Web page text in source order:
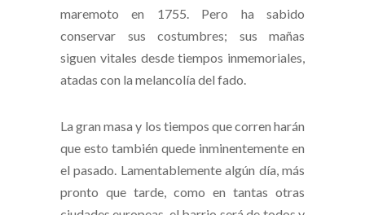
maremoto en 1755. Pero ha sabido
conservar sus costumbres; sus mañas
siguen vitales desde tiempos inmemoriales,
atadas con la melancolía del fado.
La gran masa y los tiempos que corren harán
que esto también quede inminentemente en
el pasado. Lamentablemente algún día, más
pronto que tarde, como en tantas otras